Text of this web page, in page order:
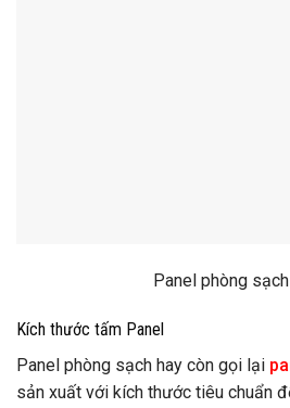
Panel phòng
Kích thước tấm Panel
Panel phòng sạch hay còn gọi lại
sản xuất với kích thước tiêu chuẩn